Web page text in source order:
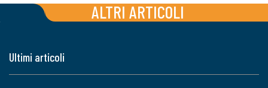
ALTRI ARTICOLI
Ultimi articoli